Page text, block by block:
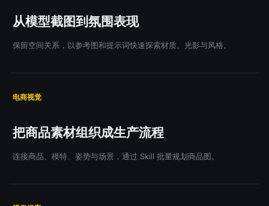
从模型截图到氛围表现
保留空间关系，以参考图和提示词快速探索材质、光影与风格。
电商视觉
把商品素材组织成生产流程
连接商品、模特、姿势与场景，通过 Skill 批量规划商品图。